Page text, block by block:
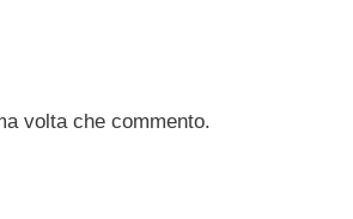
volta che commento.